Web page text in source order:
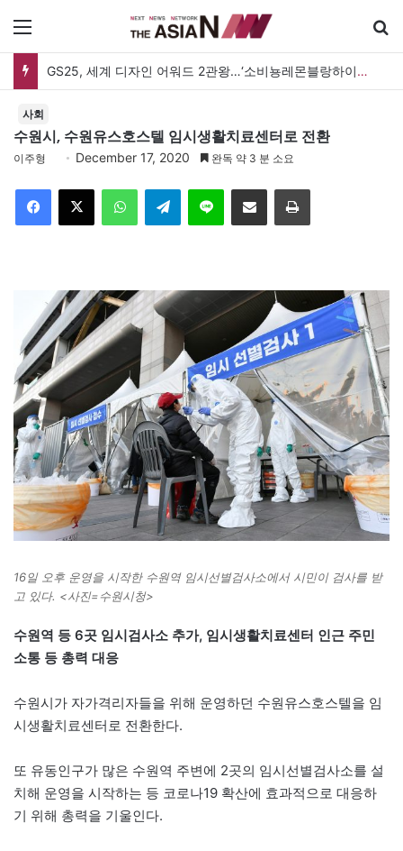
GS25, 세계 디자인 어워드 2관왕…‘소비뇽레몬블랑하이볼’ 디자인 경쟁력 인정
사회
수원시, 수원유스호스텔 임시생활치료센터로 전환
이주형 December 17, 2020 완독 약 3 분 소요
Telegram 이메일
16일 오후 운영을 시작한 수원역 임시선별검사소에서 시민이 검사를 받
고 있다. <사진=수원시청>
수원역 등 6곳 임시검사소 추가, 임시생활치료센터 인근 주민
소통 등 총력 대응
수원시가 자가격리자들을 위해 운영하던 수원유스호스텔을 임
시생활치료센터로 전환한다.
또 유동인구가 많은 수원역 주변에 2곳의 임시선별검사소를 설
치해 운영을 시작하는 등 코로나19 확산에 효과적으로 대응하
기 위해 총력을 기울인다.